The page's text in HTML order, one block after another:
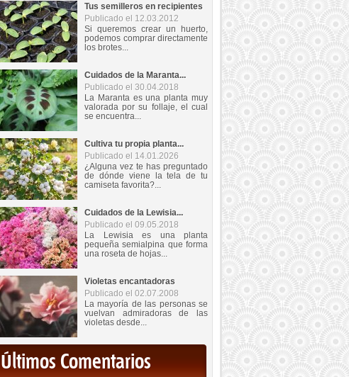
Tus semilleros en recipientes
Publicado el 12.03.2012
Si queremos crear un huerto,
podemos comprar directamente
los brotes...
Cuidados de la Maranta...
Publicado el 30.04.2018
La Maranta es una planta muy
valorada por su follaje, el cual
se encuentra...
Cultiva tu propia planta...
Publicado el 14.01.2026
¿Alguna vez te has preguntado
de dónde viene la tela de tu
camiseta favorita?...
Cuidados de la Lewisia...
Publicado el 09.05.2018
La Lewisia es una planta
pequeña semialpina que forma
una roseta de hojas...
Violetas encantadoras
Publicado el 02.07.2008
La mayoría de las personas se
vuelvan admiradoras de las
violetas desde...
Últimos Comentarios